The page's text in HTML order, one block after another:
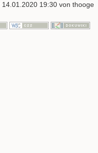
14.01.2020 19:30 von thooge